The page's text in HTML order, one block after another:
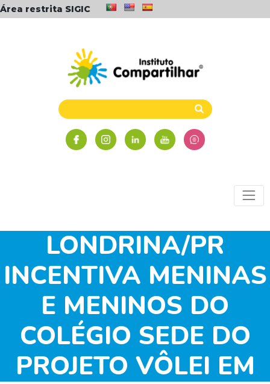
Área restrita SIGIC
LONDRINA/PR
INCENTIVA MENINAS
E MENINOS DO
COLÉGIO SEDE DO
PROJETO VÔLEI EM